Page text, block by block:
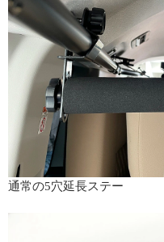
通常の5穴延長ステー